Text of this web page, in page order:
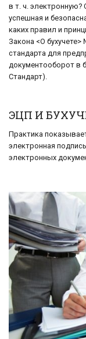
в т. ч.
успешная и
каких правил и
Закона <О
стандарта для
документооборот в
Стандарт).
ЭЦП И
Практика
электронная
электронных